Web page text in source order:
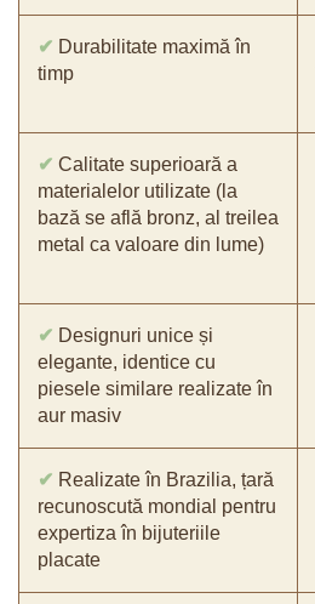
✔ Durabilitate maximă în
timp
✔ Calitate superioară a
materialelor utilizate (la
bază se află bronz, al treilea
metal ca valoare din lume)
✔ Designuri unice și
elegante, identice cu
piesele similare realizate în
aur masiv
✔ Realizate în Brazilia, țară
recunoscută mondial pentru
expertiza în bijuteriile
placate